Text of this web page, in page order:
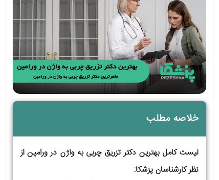
خلاصه مطلب
لیست کامل بهترین دکتر تزریق چربی به واژن در ورامین از
نظر کارشناسان پزشکا: